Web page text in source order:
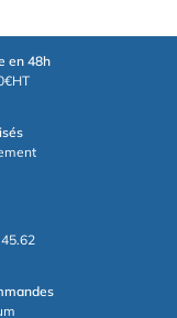
en 48h